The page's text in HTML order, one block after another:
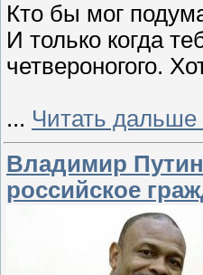
Кто бы мог
И только когда
четвероногого.
... Читать дальше
Владимир
российское